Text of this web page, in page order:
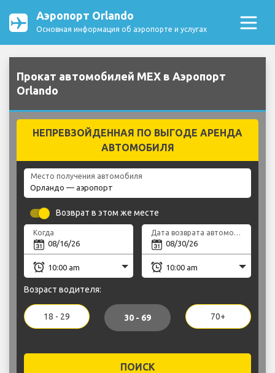
Аэропорт Orlando
Основная информация об аэропорте и услугах
Прокат автомобилей MEX в Аэропорт
Orlando
НЕПРЕВЗОЙДЕННАЯ ПО ВЫГОДЕ АРЕНДА
АВТОМОБИЛЯ
Место получения автомобиля
Возврат в этом же месте
Когда Дата возврата автомобиля
Возраст водителя:
18 - 29 30 - 69 70+
ПОИСК